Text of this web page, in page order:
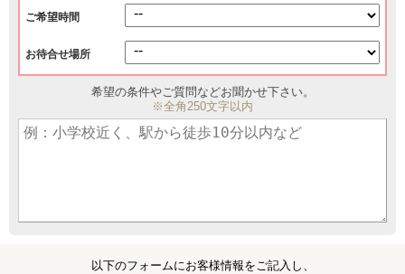
ご希望時間
お待合せ場所
希望の条件やご質問などお聞かせ下さい。
※全角250文字以内
以下のフォームにお客様情報をご記入し、